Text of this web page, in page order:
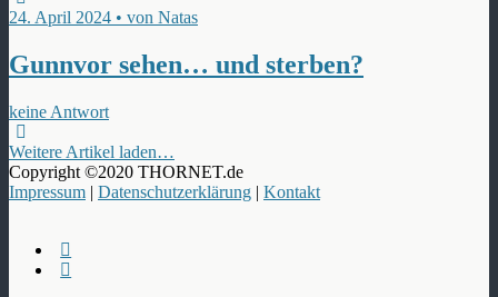
24. April 2024 • von Natas
Gunnvor sehen… und sterben?
keine Antwort
Weitere Artikel laden…
Copyright ©2020 THORNET.de
Impressum | Datenschutzerklärung | Kontakt